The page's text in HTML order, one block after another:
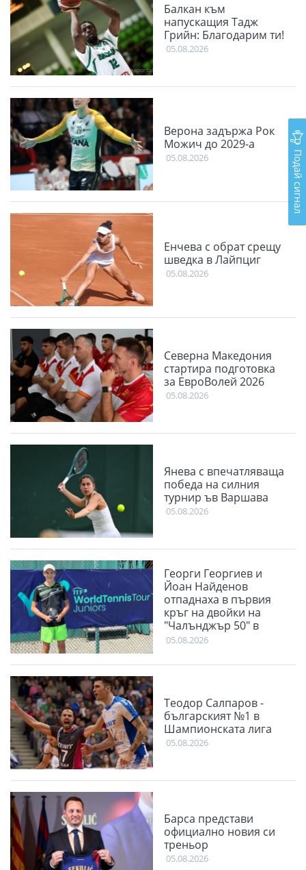
Балкан към
напускащия Тадж
Грийн: Благодарим ти!
05.08.2026
Верона задържа Рок
Можич до 2029-а
05.08.2026
Енчева с обрат срещу
шведка в Лайпциг
05.08.2026
Северна Македония
стартира подготовка
за ЕвроВолей 2026
05.08.2026
Янева с впечатляваща
победа на силния
турнир ъв Варшава
05.08.2026
Георги Георгиев и
Йоан Найденов
отпаднаха в първия
кръг на двойки на
"Чалънджър 50" в
Пловдив
05.08.2026
Теодор Салпаров -
българският №1 в
Шампионската лига
05.08.2026
Барса представи
официално новия си
треньор
05.08.2026
Подай сигнал